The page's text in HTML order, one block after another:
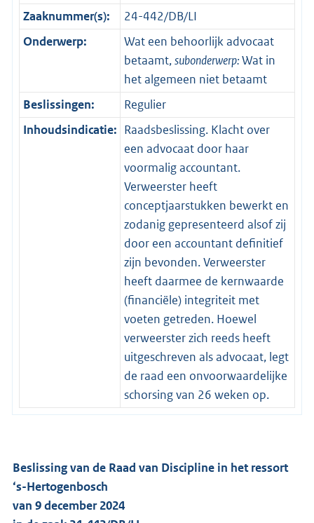
Zaaknummer(s):
24-442/DB/LI
Onderwerp:
Wat een behoorlijk advocaat
betaamt,subonderwerp:Wat in
het algemeen niet betaamt
Beslissingen:
Regulier
Inhoudsindicatie: Raadsbeslissing. Klacht over
een advocaat door haar
voormalig accountant.
Verweerster heeft
conceptjaarstukken bewerkt en
zodanig gepresenteerd alsof zij
door een accountant definitief
zijn bevonden. Verweerster
heeft daarmee de kernwaarde
(financiële) integriteit met
voeten getreden. Hoewel
verweerster zich reeds heeft
uitgeschreven als advocaat, legt
de raad een onvoorwaardelijke
schorsing van 26 weken op.
Beslissing van de Raad van Discipline in het ressort
‘s-Hertogenbosch
van 9 december 2024